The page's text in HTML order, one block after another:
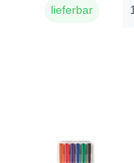
lieferbar